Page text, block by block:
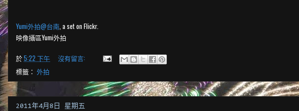
Yumi外拍@台南, a set on Flickr.
映像攝區Yumi外拍
於5:22 下午
沒有留言:
標籤： 外拍
2011年4月8日 星期五